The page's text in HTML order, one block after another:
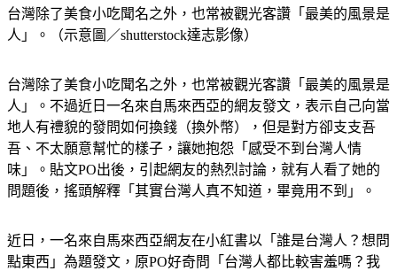
台灣除了美食小吃聞名之外，也常被觀光客讚「最美的風景是
人」。（示意圖／shutterstock達志影像）
台灣除了美食小吃聞名之外，也常被觀光客讚「最美的風景是
人」。不過近日一名來自馬來西亞的網友發文，表示自己向當
地人有禮貌的發問如何換錢（換外幣），但是對方卻支支吾
吾、不太願意幫忙的樣子，讓她抱怨「感受不到台灣人情
味」。貼文PO出後，引起網友的熱烈討論，就有人看了她的
問題後，搖頭解釋「其實台灣人真不知道，畢竟用不到」。
近日，一名來自馬來西亞網友在小紅書以「誰是台灣人？想問
點東西」為題發文，原PO好奇問「台灣人都比較害羞嗎？我